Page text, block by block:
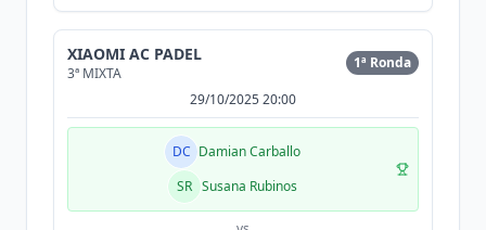
XIAOMI AC PADEL
3ª MIXTA
1ª Ronda
29/10/2025 20:00
DC Damian Carballo
SR Susana Rubinos